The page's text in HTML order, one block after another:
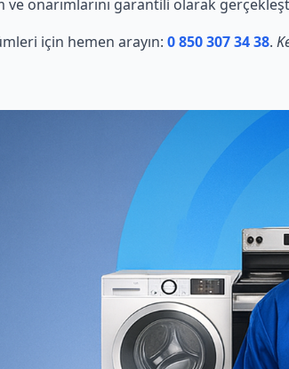
ve onarımlarını garantili olarak
için hemen arayın: 0 850 307 34 38.